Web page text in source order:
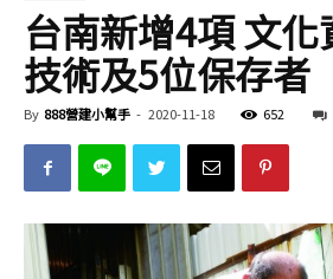
台南新增4項 文化
技術及5位保存者
By 888營建小幫手 - 2020-11-18 652